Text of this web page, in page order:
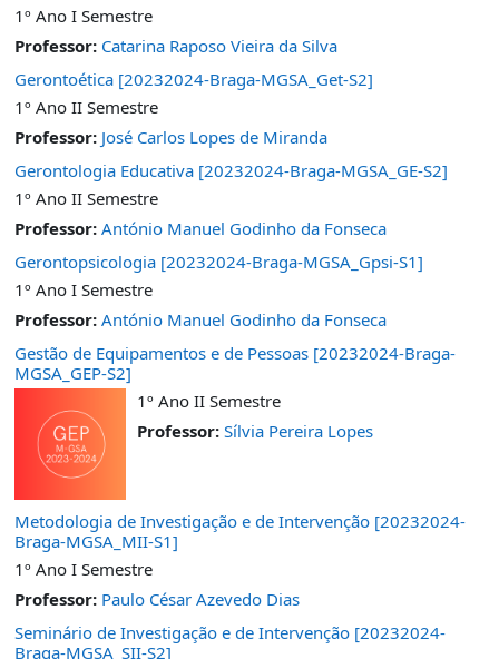
1º Ano I Semestre
Professor: Catarina Raposo Vieira da Silva
Gerontoética [20232024-Braga-MGSA_Get-S2]
1º Ano II Semestre
Professor: José Carlos Lopes de Miranda
Gerontologia Educativa [20232024-Braga-MGSA_GE-S2]
1º Ano II Semestre
Professor: António Manuel Godinho da Fonseca
Gerontopsicologia [20232024-Braga-MGSA_Gpsi-S1]
1º Ano I Semestre
Professor: António Manuel Godinho da Fonseca
Gestão de Equipamentos e de Pessoas [20232024-Braga-
MGSA_GEP-S2]
1º Ano II Semestre
Professor: Sílvia Pereira Lopes
Metodologia de Investigação e de Intervenção [20232024-
Braga-MGSA_MII-S1]
1º Ano I Semestre
Professor: Paulo César Azevedo Dias
Seminário de Investigação e de Intervenção [20232024-
Braga-MGSA_SII-S2]